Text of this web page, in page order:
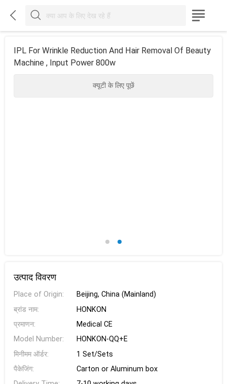
  
IPL For Wrinkle Reduction And Hair Removal Of Beauty
Machine , Input Power 800w
क्यूटी के लिए पूछें
उत्पाद विवरण
Place of Origin:
Beijing, China (Mainland)
ब्रांड नाम:
HONKON
प्रमाणन:
Medical CE
Model Number:
HONKON-QQ+E
मिनीमम ऑर्डर:
1 Set/Sets
पैकेजिंग:
Carton or Aluminum box